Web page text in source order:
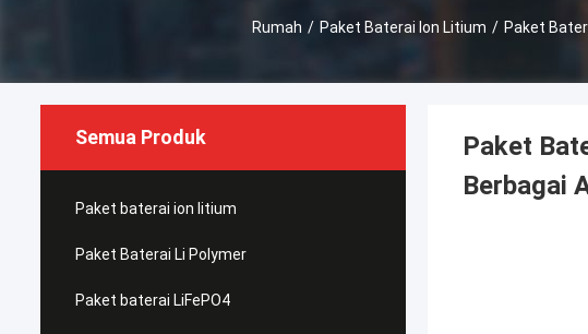
Rumah / Paket Baterai Ion Litium / Paket
Semua Produk
Paket baterai ion litium
Paket Baterai Li Polymer
Paket baterai LiFePO4
Paket
Berbagai